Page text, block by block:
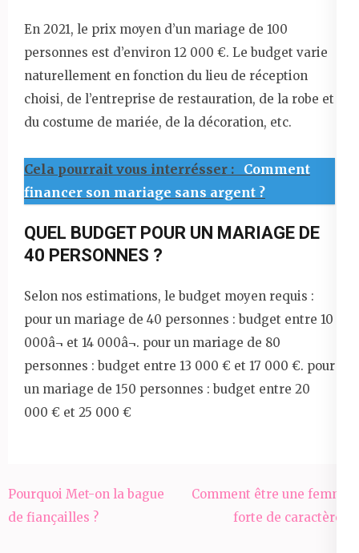
En 2021, le prix moyen d’un mariage de 100
personnes est d’environ 12 000 €. Le budget varie
naturellement en fonction du lieu de réception
choisi, de l’entreprise de restauration, de la robe et
du costume de mariée, de la décoration, etc.
Cela pourrait vous interrésser :
Comment
financer son mariage sans argent ?
QUEL BUDGET POUR UN MARIAGE DE
40 PERSONNES ?
Selon nos estimations, le budget moyen requis :
pour un mariage de 40 personnes : budget entre 10
000â¬ et 14 000â¬. pour un mariage de 80
personnes : budget entre 13 000 € et 17 000 €. pour
un mariage de 150 personnes : budget entre 20
000 € et 25 000 €
Navigation
de
Pourquoi Met-on la bague
de fiançailles ?
Comment être une femme
forte de caractère ?